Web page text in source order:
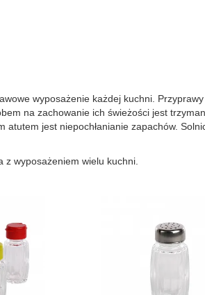
wyposażenie każdej kuchni.
na zachowanie ich świeżości jest
jest niepochłanianie zapachów.
z wyposażeniem wielu kuchni.